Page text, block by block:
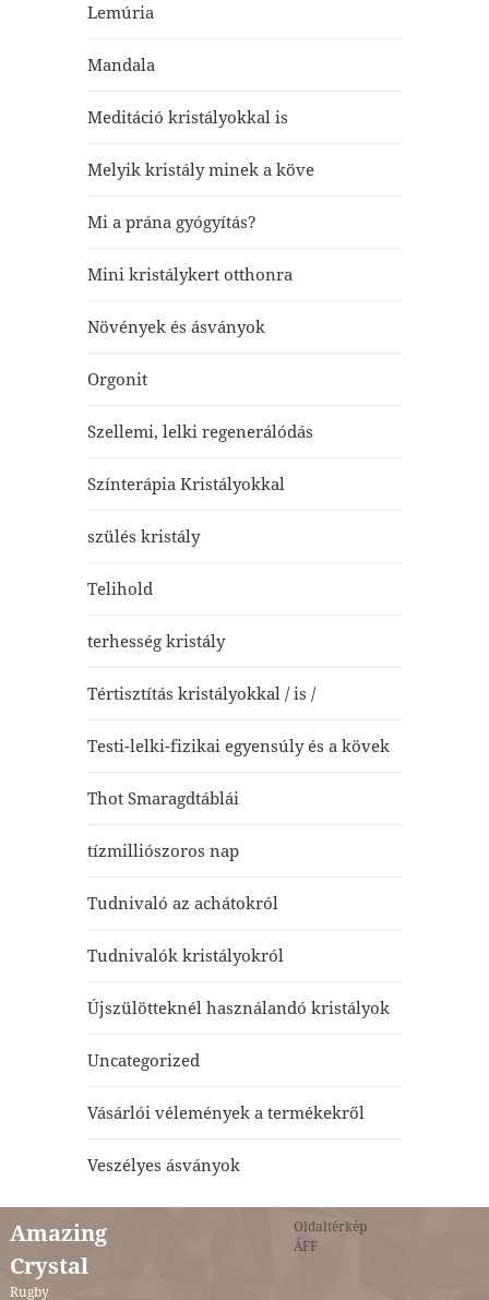
Lemúria
Mandala
Meditáció kristályokkal is
Melyik kristály minek a köve
Mi a prána gyógyítás?
Mini kristálykert otthonra
Növények és ásványok
Orgonit
Szellemi, lelki regenerálódás
Színterápia Kristályokkal
szülés kristály
Telihold
terhesség kristály
Tértisztítás kristályokkal / is /
Testi-lelki-fizikai egyensúly és a kövek
Thot Smaragdtáblái
tízmilliószoros nap
Tudnivaló az achátokról
Tudnivalók kristályokról
Újszülötteknél használandó kristályok
Uncategorized
Vásárlói vélemények a termékekről
Veszélyes ásványok
Amazing
Crystal
Rugby
Oldaltérkép
ÁFF